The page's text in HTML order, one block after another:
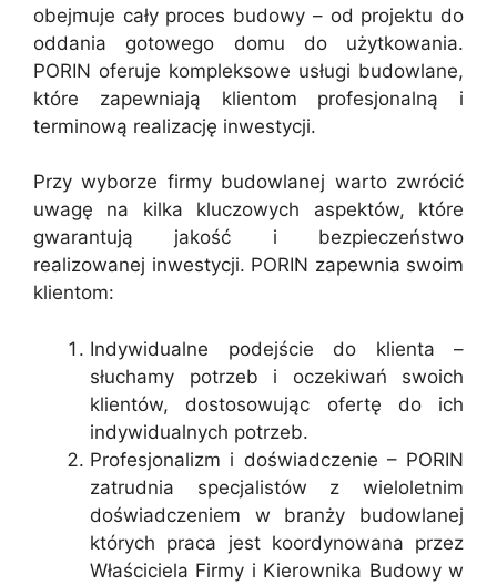
obejmuje cały proces budowy – od projektu do
oddania gotowego domu do użytkowania.
PORIN oferuje kompleksowe usługi budowlane,
które zapewniają klientom profesjonalną i
terminową realizację inwestycji.
Przy wyborze firmy budowlanej warto zwrócić
uwagę na kilka kluczowych aspektów, które
gwarantują jakość i bezpieczeństwo
realizowanej inwestycji. PORIN zapewnia swoim
klientom:
Indywidualne podejście do klienta –
słuchamy potrzeb i oczekiwań swoich
klientów, dostosowując ofertę do ich
indywidualnych potrzeb.
Profesjonalizm i doświadczenie – PORIN
zatrudnia specjalistów z wieloletnim
doświadczeniem w branży budowlanej
których praca jest koordynowana przez
Właściciela Firmy i Kierownika Budowy w